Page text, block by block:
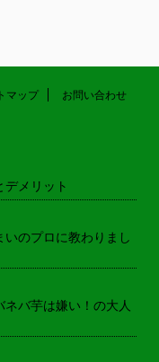
科の食べ
ヤマト
大人からの
マップ お問い合わせ
メリット
のプロに教わりまし
バ芋は嫌い！の大人